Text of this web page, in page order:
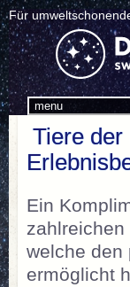
Für
menu
Tiere der
Ein
zahlreichen
welche den
ermöglicht